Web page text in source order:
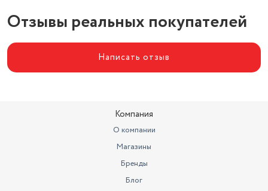
Отзывы реальных покупателей
Написать отзыв
Компания
О компании
Магазины
Бренды
Блог